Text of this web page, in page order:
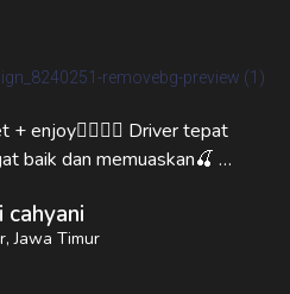
enjoy👍🏻👍🏻 Driver tepat
baik dan memuaskan🍒 …
cahyani
Jawa Timur